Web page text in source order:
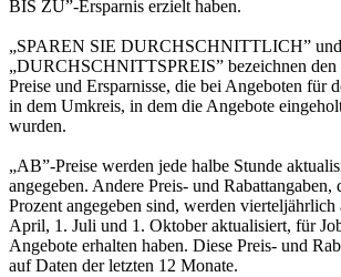
BIS ZU”-Ersparnis erzielt haben.
„SPAREN SIE DURCHSCHNITTLICH” und
„DURCHSCHNITTSPREIS” bezeichnen den
Preise und Ersparnisse, die bei Angeboten für
in dem Umkreis, in dem die Angebote
wurden.
„AB”-Preise werden jede halbe Stunde
angegeben. Andere Preis- und
Prozent angegeben sind, werden vierteljährlich
April, 1. Juli und 1. Oktober aktualisiert, für
Angebote erhalten haben. Diese Preis- und
auf Daten der letzten 12 Monate.